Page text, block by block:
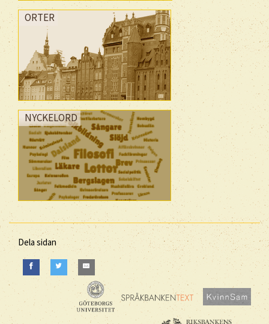
ORTER
NYCKELORD
Dela sidan